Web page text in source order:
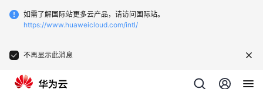
如需了解国际站更多云产品，请访问国际站。
https://www.huaweicloud.com/intl/
不再显示此消息